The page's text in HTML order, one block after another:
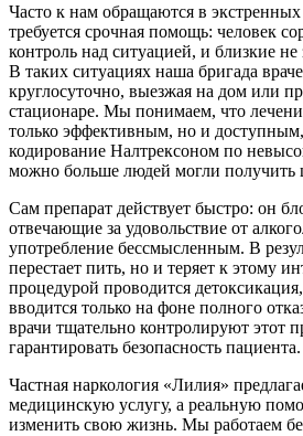
Часто к нам обращаются в экстренных
требуется срочная помощь: человек
контроль над ситуацией, и близкие
В таких ситуациях наша бригада
круглосуточно, выезжая на дом или
стационаре. Мы понимаем, что
только эффективным, но и
кодирование Налтрексоном по
можно больше людей могли получить
Сам препарат действует быстро: он
отвечающие за удовольствие от
употребление бессмысленным. В
перестает пить, но и теряет к этому
процедурой проводится
вводится только на фоне полного
врачи тщательно контролируют этот
гарантировать безопасность пациента.
Частная наркология «Лилия»
медицинскую услугу, а реальную
изменить свою жизнь. Мы работаем